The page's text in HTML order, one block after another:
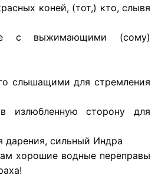
коней, (тот,) кто, слывя
с выжимающими (сому)
слышащими для стремления
излюбленную сторону для
дарения, сильный Индра
хорошие водные переправы